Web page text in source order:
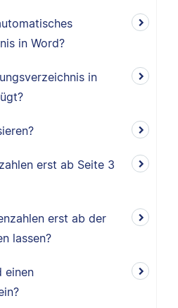
in Word?
in
erst ab Seite 3
erst ab der
lassen?
einen